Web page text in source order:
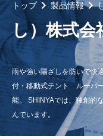
あ）旭化成アドバンス株
あ）浅野金属工業株式会
あ）株式会社アルマック
い）泉株式会社
う）宇部エクシモ株式会社
え）株式会社エビス
し）株式会
雨や強い陽ざしを防いで快
付・移動式テント ルーパ
能。 SHINYAでは、独創的
んでいます。
トップ 製品情報